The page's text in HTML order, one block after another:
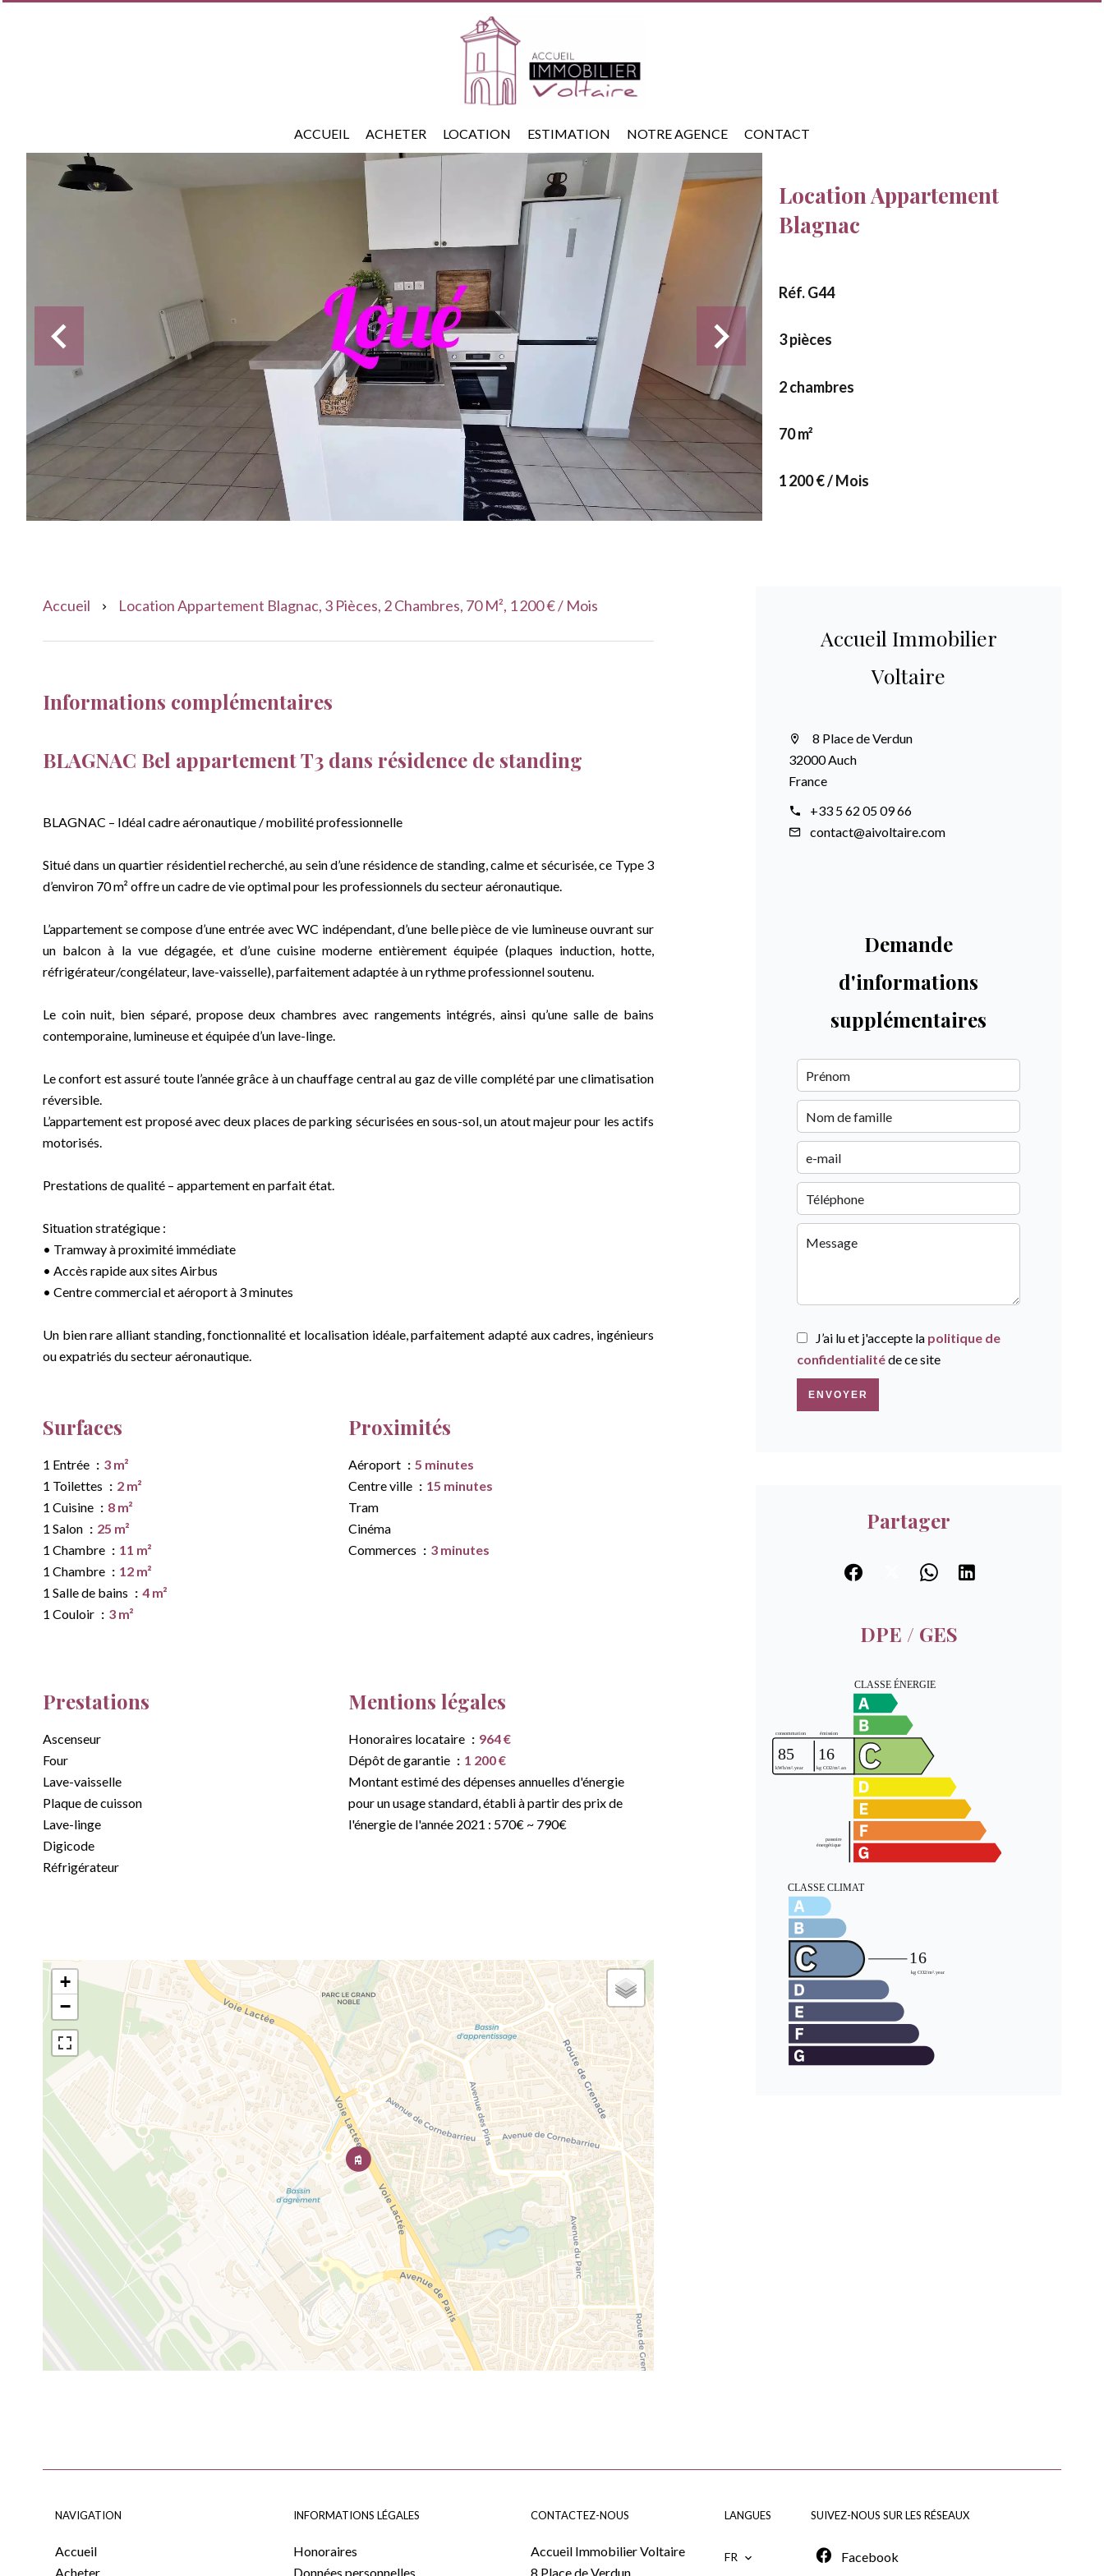
ACCUEIL ACHETER LOCATION ESTIMATION NOTRE AGENCE CONTACT
Location Appartement
Blagnac
Réf. G44
3 pièces
2 chambres
70 m²
1 200 € / Mois
Accueil Location Appartement Blagnac, 3 Pièces, 2 Chambres, 70 M², 1 200 € / Mois
Informations complémentaires
BLAGNAC Bel appartement T3 dans résidence de standing
BLAGNAC – Idéal cadre aéronautique / mobilité professionnelle
Situé dans un quartier résidentiel recherché, au sein d’une résidence de standing, calme et sécurisée, ce Type 3
d’environ 70 m² offre un cadre de vie optimal pour les professionnels du secteur aéronautique.
L’appartement se compose d’une entrée avec WC indépendant, d’une belle pièce de vie lumineuse ouvrant sur
un balcon à la vue dégagée, et d’une cuisine moderne entièrement équipée (plaques induction, hotte,
réfrigérateur/congélateur, lave-vaisselle), parfaitement adaptée à un rythme professionnel soutenu.
Le coin nuit, bien séparé, propose deux chambres avec rangements intégrés, ainsi qu’une salle de bains
contemporaine, lumineuse et équipée d’un lave-linge.
Le confort est assuré toute l’année grâce à un chauffage central au gaz de ville complété par une climatisation
réversible.
L’appartement est proposé avec deux places de parking sécurisées en sous-sol, un atout majeur pour les actifs
motorisés.
Prestations de qualité – appartement en parfait état.
Situation stratégique :
• Tramway à proximité immédiate
• Accès rapide aux sites Airbus
• Centre commercial et aéroport à 3 minutes
Un bien rare alliant standing, fonctionnalité et localisation idéale, parfaitement adapté aux cadres, ingénieurs
ou expatriés du secteur aéronautique.
Surfaces
1 Entrée
3 m²
1 Toilettes
2 m²
1 Cuisine
8 m²
1 Salon
25 m²
1 Chambre
11 m²
1 Chambre
12 m²
1 Salle de bains
4 m²
1 Couloir
3 m²
Proximités
Aéroport
5 minutes
Centre ville
15 minutes
Tram
Cinéma
Commerces
3 minutes
Prestations
Ascenseur
Four
Lave-vaisselle
Plaque de cuisson
Lave-linge
Digicode
Réfrigérateur
Mentions légales
Honoraires locataire
964 €
Dépôt de garantie
1 200 €
Montant estimé des dépenses annuelles d'énergie
pour un usage standard, établi à partir des prix de
l'énergie de l'année 2021 : 570€ ~ 790€
+
−
Accueil Immobilier
Voltaire
8 Place de Verdun
32000 Auch
France
+33 5 62 05 09 66
contact@aivoltaire.com
Demande
d'informations
supplémentaires
J’ai lu et j'accepte la politique de
confidentialitéde ce site
ENVOYER
Partager
DPE / GES
NAVIGATION
Accueil
Acheter
INFORMATIONS LÉGALES
Honoraires
Données personnelles
CONTACTEZ-NOUS
Accueil Immobilier Voltaire
8 Place de Verdun
LANGUES
FR
SUIVEZ-NOUS SUR LES RÉSEAUX
Facebook